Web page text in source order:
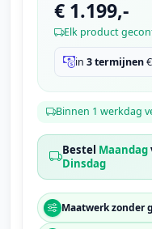
€ 1.199,-
Elk product
in3 termijnen
Binnen 1 werkdag
Bestel Maandag
Dinsdag
Maatwerk zonder